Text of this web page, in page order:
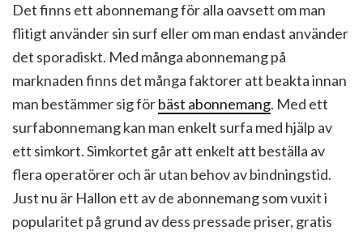
Det finns ett abonnemang för alla oavsett om man
flitigt använder sin surf eller om man endast använder
det sporadiskt. Med många abonnemang på
marknaden finns det många faktorer att beakta innan
man bestämmer sig förbäst abonnemang. Med ett
surfabonnemang kan man enkelt surfa med hjälp av
ett simkort. Simkortet går att enkelt att beställa av
flera operatörer och är utan behov av bindningstid.
Just nu är Hallon ett av de abonnemang som vuxit i
popularitet på grund av dess pressade priser, gratis